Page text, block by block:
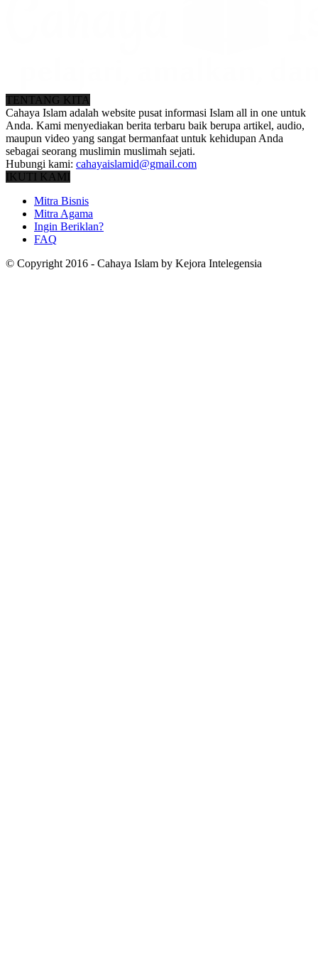
TENTANG KITA
Cahaya Islam adalah website pusat informasi Islam all in one untuk
Anda. Kami menyediakan berita terbaru baik berupa artikel, audio,
maupun video yang sangat bermanfaat untuk kehidupan Anda
sebagai seorang muslimin muslimah sejati.
Hubungi kami: cahayaislamid@gmail.com
IKUTI KAMI
Mitra Bisnis
Mitra Agama
Ingin Beriklan?
FAQ
© Copyright 2016 - Cahaya Islam by Kejora Intelegensia